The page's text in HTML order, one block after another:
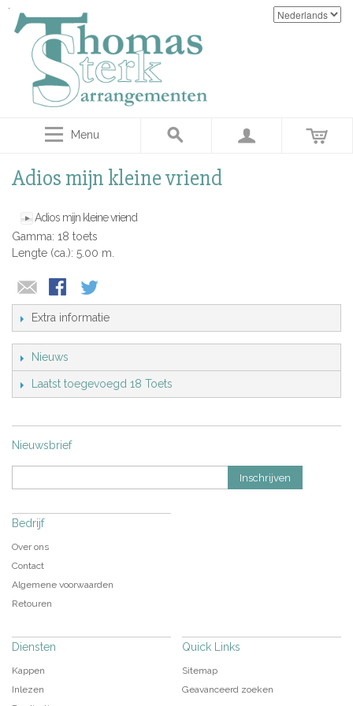
Menu
Adios mijn kleine vriend
Adios mijn kleine vriend
Gamma: 18 toets
Lengte (ca.): 5.00 m.
Extra informatie
Nieuws
Laatst toegevoegd 18 Toets
Nieuwsbrief
Inschrijven
Bedrijf
Over ons
Contact
Algemene voorwaarden
Retouren
Diensten
Kappen
Inlezen
Quick Links
Sitemap
Geavanceerd zoeken